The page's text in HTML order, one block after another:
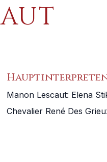
Manon Lescaut: Elena
Chevalier René Des